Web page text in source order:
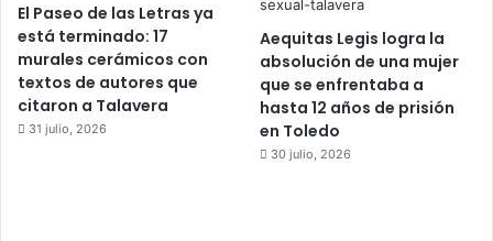
El Paseo de las Letras ya
está terminado: 17
murales cerámicos con
textos de autores que
citaron a Talavera
31 julio, 2026
Aequitas Legis logra la
absolución de una mujer
que se enfrentaba a
hasta 12 años de prisión
en Toledo
30 julio, 2026